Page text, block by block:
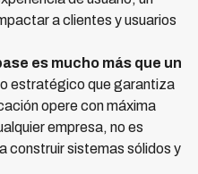
a clientes y usuarios
es mucho más que un
estratégico que garantiza
opere con máxima
empresa, no es
construir sistemas sólidos y